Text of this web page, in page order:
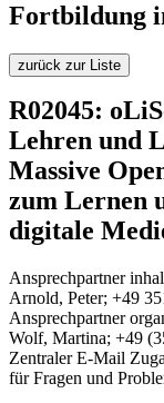
Fortbildung
zurück zur Liste
R02045:
Lehren und
Massive
zum Lernen
digitale
Ansprechpartner
Arnold, Peter; +49
Ansprechpartner
Wolf, Martina; +49
Zentraler E-Mail
für Fragen und